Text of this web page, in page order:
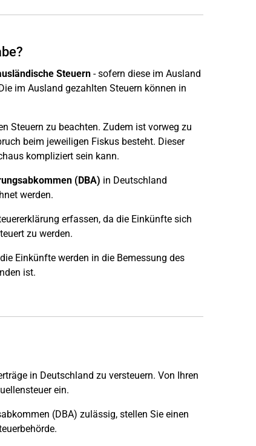
Steuern- sofern diese im Ausland
im Ausland gezahlten Steuern können in
Steuern zu beachten. Zudem ist vorweg zu
beim jeweiligen Fiskus besteht. Dieser
kompliziert sein kann.
(DBA) in Deutschland
werden.
erfassen, da die Einkünfte sich
zu werden.
Einkünfte werden in die Bemessung des
ist.
in Deutschland zu versteuern. Von Ihren
ein.
(DBA) zulässig, stellen Sie einen